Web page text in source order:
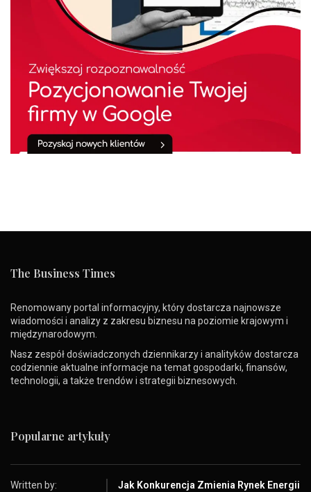
The Business Times
Renomowany portal informacyjny, który dostarcza najnowsze
wiadomości i analizy z zakresu biznesu na poziomie krajowym i
międzynarodowym.
Nasz zespół doświadczonych dziennikarzy i analityków dostarcza
codziennie aktualne informacje na temat gospodarki, finansów,
technologii, a także trendów i strategii biznesowych.
Popularne artykuły
Written by:
Jak Konkurencja Zmienia Rynek Energii